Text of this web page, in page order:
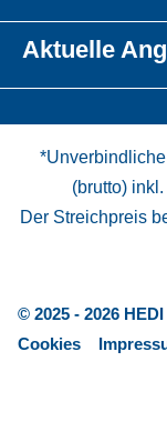
Aktuelle
(brutto)
Der Streichpreis
© 2025 - 2026
Cookies